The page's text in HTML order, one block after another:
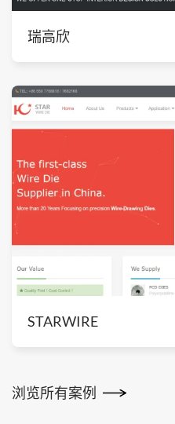
瑞高欣
STARWIRE
浏览所有案例